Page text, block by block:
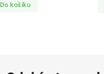
Do košíku